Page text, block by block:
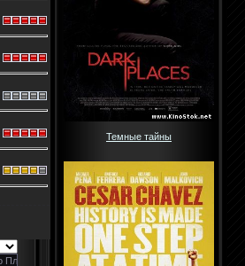
Темные тайны